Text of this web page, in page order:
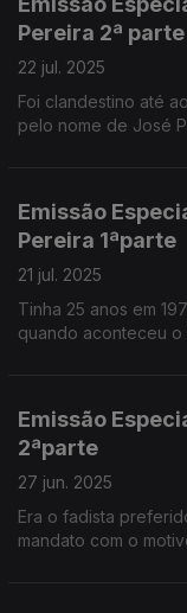
Pereira 2ª parte
22 jul. 2025
Foi clandestino até
pelo nome de José
Emissão
Pereira 1ªparte
21 jul. 2025
Tinha 25 anos em
quando aconteceu o
Emissão
2ªparte
27 jun. 2025
Era o fadista preferido
mandato com o